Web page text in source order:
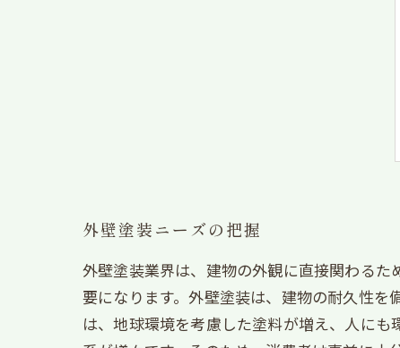
外壁塗装ニーズの把握
外壁塗装業界は、建物の外観に直接関わる
要になります。外壁塗装は、建物の耐久性
は、地球環境を考慮した塗料が増え、人に